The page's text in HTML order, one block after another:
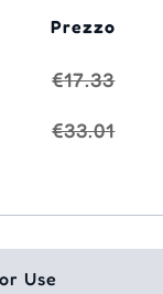
Prezzo
€17.33
€33.01
Use